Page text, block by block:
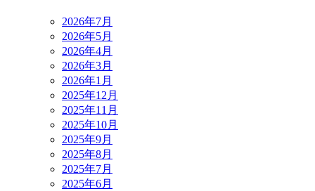
2026年7月
2026年5月
2026年4月
2026年3月
2026年1月
2025年12月
2025年11月
2025年10月
2025年9月
2025年8月
2025年7月
2025年6月